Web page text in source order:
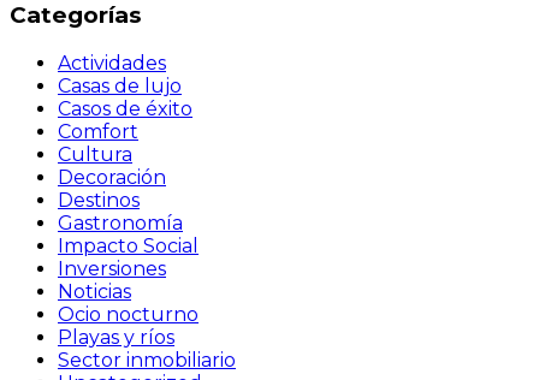
Categorías
Actividades
Casas de lujo
Casos de éxito
Comfort
Cultura
Decoración
Destinos
Gastronomía
Impacto Social
Inversiones
Noticias
Ocio nocturno
Playas y ríos
Sector inmobiliario